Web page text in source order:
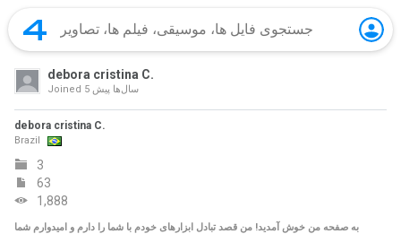
debora cristina C.
Joined 5 سال‌ها پیش
debora cristina C.
Brazil
3
63
1,888
به صفحه من خوش آمدید! من قصد تبادل ابزارهای خودم با شما را دارم و امیدوارم شما